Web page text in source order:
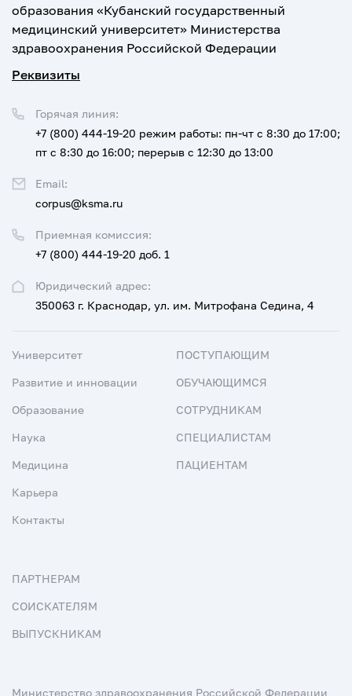
образования «Кубанский государственный
медицинский университет» Министерства
здравоохранения Российской Федерации
Реквизиты
Юридический адрес:
350063 г. Краснодар, ул. им. Митрофана Седина, 4
Приемная комиссия:
+7 (800) 444-19-20 доб. 1
Горячая линия:
+7 (800) 444-19-20 режим работы: пн-чт с 8:30 до 17:00;
пт с 8:30 до 16:00; перерыв с 12:30 до 13:00
Email:
corpus@ksma.ru
Университет
Развитие и инновации
Образование
Наука
Медицина
Карьера
Контакты
ПОСТУПАЮЩИМ
ОБУЧАЮЩИМСЯ
СОТРУДНИКАМ
СПЕЦИАЛИСТАМ
ПАЦИЕНТАМ
ПАРТНЕРАМ
СОИСКАТЕЛЯМ
ВЫПУСКНИКАМ
Министерство здравоохранения Российской Федерации